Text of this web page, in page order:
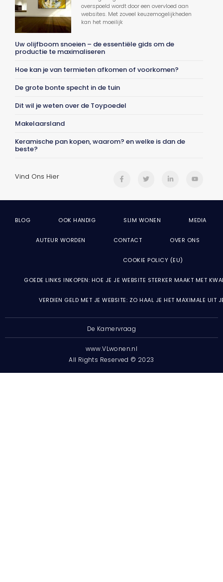
overspoeld wordt door een overvloed aan
websites. Met zoveel keuzemogelijkheden
kan het moeilijk
Uw olijfboom snoeien – de essentiële gids om de
productie te maximaliseren
Hoe kan je van termieten afkomen of voorkomen?
De grote bonte specht in de tuin
Dit wil je weten over de Toypoedel
Makelaarsland
Keramische pan kopen, waarom? en welke is dan de
beste?
Vind Ons Hier
BLOG OOK HANDIG SLIM WONEN MEDIA
AUTEUR WORDEN CONTACT OVER ONS
COOKIE POLICY (EU)
GOEDE LINKS INKOPEN: HOE JE JE WEBSITE STERKER MAAKT MET
VERDIEN GELD MET JE WEBSITE: ZO HAAL JE HET MAXIMALE UIT
De Kamervraag
www.VLwonen.nl
All Rights Reserved © 2023